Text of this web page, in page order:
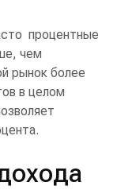
процентные
чем
рынок более
в целом